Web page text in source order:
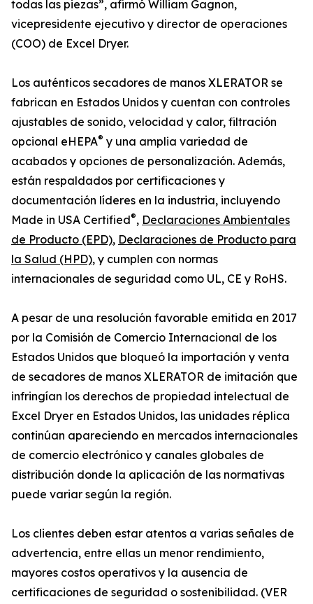
todas las piezas”, afirmó William Gagnon,
vicepresidente ejecutivo y director de operaciones
(COO) de Excel Dryer.
Los auténticos secadores de manos XLERATOR se
fabrican en Estados Unidos y cuentan con controles
ajustables de sonido, velocidad y calor, filtración
opcional eHEPA® y una amplia variedad de
acabados y opciones de personalización. Además,
están respaldados por certificaciones y
documentación líderes en la industria, incluyendo
Made in USA Certified®, Declaraciones Ambientales
de Producto (EPD), Declaraciones de Producto para
la Salud (HPD), y cumplen con normas
internacionales de seguridad como UL, CE y RoHS.
A pesar de una resolución favorable emitida en 2017
por la Comisión de Comercio Internacional de los
Estados Unidos que bloqueó la importación y venta
de secadores de manos XLERATOR de imitación que
infringían los derechos de propiedad intelectual de
Excel Dryer en Estados Unidos, las unidades réplica
continúan apareciendo en mercados internacionales
de comercio electrónico y canales globales de
distribución donde la aplicación de las normativas
puede variar según la región.
Los clientes deben estar atentos a varias señales de
advertencia, entre ellas un menor rendimiento,
mayores costos operativos y la ausencia de
certificaciones de seguridad o sostenibilidad. (VER